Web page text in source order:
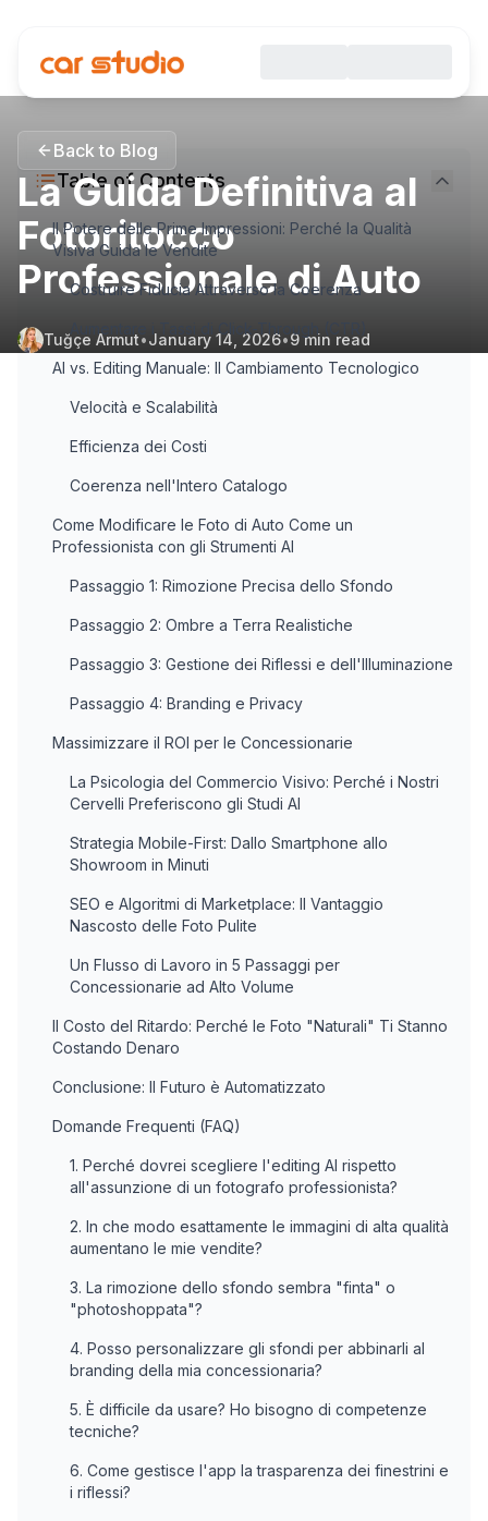
Back to Blog
La Guida Definitiva al
Fotoritocco
Professionale di Auto
Tuğçe Armut•January 14, 2026•9 min read
Table of Contents
Il Potere delle Prime Impressioni: Perché la Qualità
Visiva Guida le Vendite
Costruire Fiducia Attraverso la Coerenza
AI vs. Editing Manuale: Il Cambiamento Tecnologico
Velocità e Scalabilità
Efficienza dei Costi
Coerenza nell'Intero Catalogo
Come Modificare le Foto di Auto Come un
Professionista con gli Strumenti AI
Passaggio 1: Rimozione Precisa dello Sfondo
Passaggio 2: Ombre a Terra Realistiche
Passaggio 3: Gestione dei Riflessi e dell'Illuminazione
Passaggio 4: Branding e Privacy
Massimizzare il ROI per le Concessionarie
La Psicologia del Commercio Visivo: Perché i Nostri
Cervelli Preferiscono gli Studi AI
Strategia Mobile-First: Dallo Smartphone allo
Showroom in Minuti
SEO e Algoritmi di Marketplace: Il Vantaggio
Nascosto delle Foto Pulite
Un Flusso di Lavoro in 5 Passaggi per
Concessionarie ad Alto Volume
Il Costo del Ritardo: Perché le Foto "Naturali" Ti Stanno
Costando Denaro
Conclusione: Il Futuro è Automatizzato
Domande Frequenti (FAQ)
1. Perché dovrei scegliere l'editing AI rispetto
all'assunzione di un fotografo professionista?
2. In che modo esattamente le immagini di alta qualità
aumentano le mie vendite?
3. La rimozione dello sfondo sembra "finta" o
"photoshoppata"?
4. Posso personalizzare gli sfondi per abbinarli al
branding della mia concessionaria?
5. È difficile da usare? Ho bisogno di competenze
tecniche?
6. Come gestisce l'app la trasparenza dei finestrini e
i riflessi?